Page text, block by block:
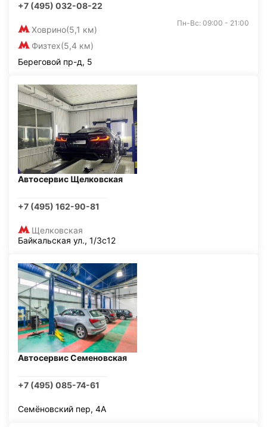
+7 (495) 032-08-22
Ховрино(5,1 км)
Физтех(5,4 км)
Пн-Вс: 09:00 - 21:00
Береговой пр-д, 5
Автосервис Щелковская
+7 (495) 162-90-81
Щелковская
Байкальская ул., 1/3с12
Автосервис Семеновская
+7 (495) 085-74-61
Семёновский пер, 4А